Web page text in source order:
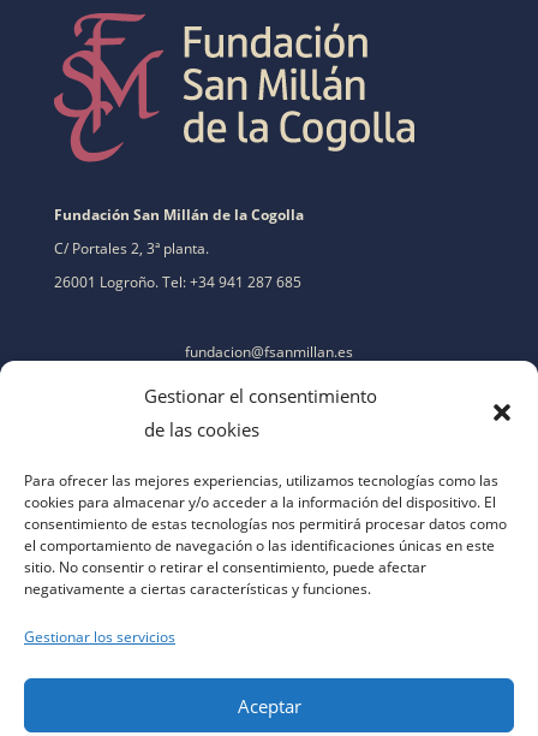
Gestionar el consentimiento
de las cookies
Para ofrecer las mejores experiencias, utilizamos tecnologías como las
cookies para almacenar y/o acceder a la información del dispositivo. El
consentimiento de estas tecnologías nos permitirá procesar datos como
el comportamiento de navegación o las identificaciones únicas en este
sitio. No consentir o retirar el consentimiento, puede afectar
negativamente a ciertas características y funciones.
Gestionar los servicios
Aceptar
Fundación San Millán de la Cogolla
C/ Portales 2, 3ª planta.
26001 Logroño. Tel: +34 941 287 685
fundacion@fsanmillan.es